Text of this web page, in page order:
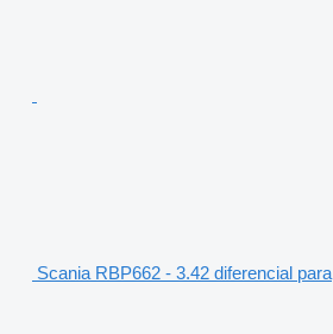
Scania RBP662 - 3.42 diferencial para